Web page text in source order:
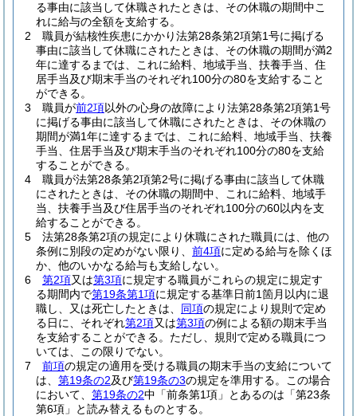
る事由に該当して休職されたときは、その休職の期間中こ
れに給与の全額を支給する。
2
職員が結核性疾患にかかり法第28条第2項第1号に掲げる
事由に該当して休職にされたときは、その休職の期間が満2
年に達するまでは、これに給料、地域手当、扶養手当、住
居手当及び期末手当のそれぞれ100分の80を支給すること
ができる。
3
職員が前2項以外の心身の故障により法第28条第2項第1号
に掲げる事由に該当して休職にされたときは、その休職の
期間が満1年に達するまでは、これに給料、地域手当、扶養
手当、住居手当及び期末手当のそれぞれ100分の80を支給
することができる。
4
職員が法第28条第2項第2号に掲げる事由に該当して休職
にされたときは、その休職の期間中、これに給料、地域手
当、扶養手当及び住居手当のそれぞれ100分の60以内を支
給することができる。
5
法第28条第2項の規定により休職にされた職員には、他の
条例に別段の定めがない限り、 前4項に定める給与を除くほ
か、他のいかなる給与も支給しない。
6
第2項又は第3項に規定する職員がこれらの規定に規定す
る期間内で第19条第1項に規定する基準日前1箇月以内に退
職し、又は死亡したときは、 同項の規定により規則で定め
る日に、それぞれ第2項又は第3項の例による額の期末手当
を支給することができる。 ただし、規則で定める職員につ
いては、この限りでない。
7
前項の規定の適用を受ける職員の期末手当の支給について
は、 第19条の2及び第19条の3の規定を準用する。
この場合
において、 第19条の2中「前条第1項」とあるのは「第23条
第6項」と読み替えるものとする。